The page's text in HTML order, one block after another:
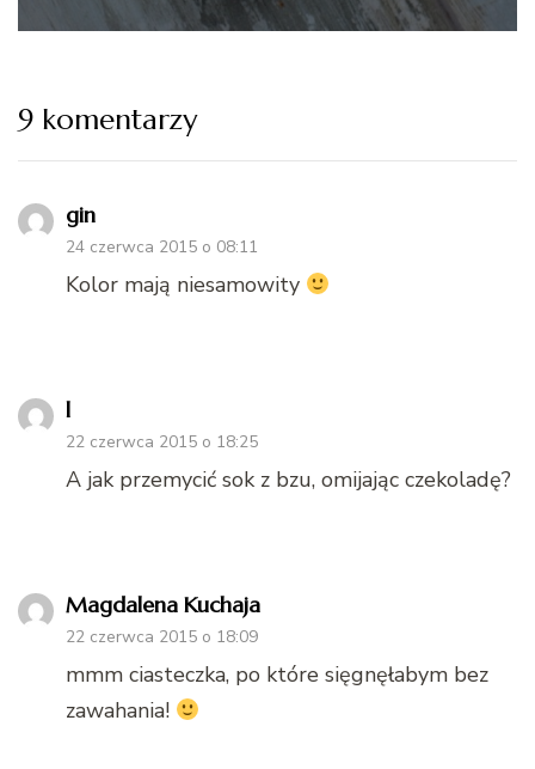
9 komentarzy
gin
24 czerwca 2015 o 08:11
Kolor mają niesamowity
l
22 czerwca 2015 o 18:25
A jak przemycić sok z bzu, omijając czekoladę?
Magdalena Kuchaja
22 czerwca 2015 o 18:09
mmm ciasteczka, po które sięgnęłabym bez
zawahania!